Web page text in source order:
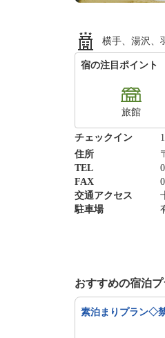
横手、湯沢、
宿の注目ポイント
旅館
チェックイン
住所
TEL
FAX
交通アクセス
駐車場
おすすめの宿泊
素泊まりプラン◇